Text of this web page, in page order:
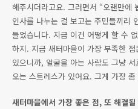
해주시더라고요. 그러면서 “오랜만에
인사를 나누는 걸 보고는 주민들끼리
들었습니다. 지금 이건 어떻게 할 수
하지. 지금 새터마을이 가장 부족한
있으니까, 얼굴을 아는 사람도 그냥
오는 스트레스가 있어요. 그게 가장
새터마을에서 가장 좋은 점, 또 해결